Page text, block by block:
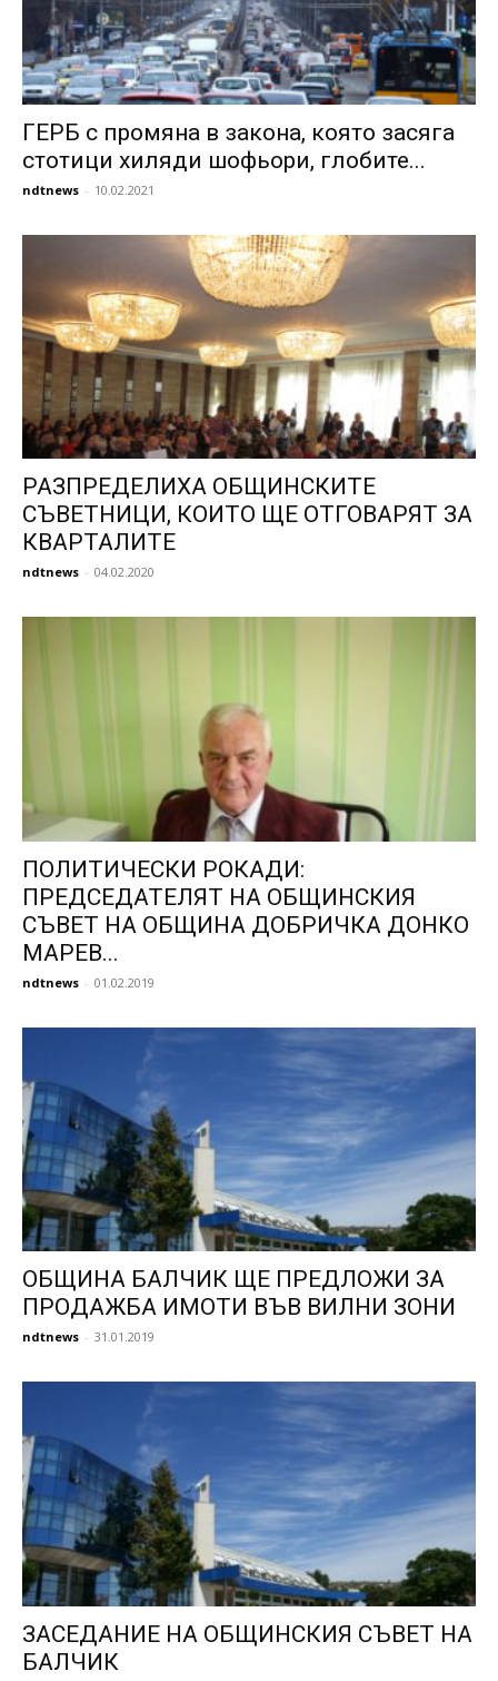
ГЕРБ с промяна в закона, която засяга
стотици хиляди шофьори, глобите...
ndtnews - 10.02.2021
РАЗПРЕДЕЛИХА ОБЩИНСКИТЕ
СЪВЕТНИЦИ, КОИТО ЩЕ ОТГОВАРЯТ ЗА
КВАРТАЛИТЕ
ndtnews - 04.02.2020
ПОЛИТИЧЕСКИ РОКАДИ:
ПРЕДСЕДАТЕЛЯТ НА ОБЩИНСКИЯ
СЪВЕТ НА ОБЩИНА ДОБРИЧКА ДОНКО
МАРЕВ...
ndtnews - 01.02.2019
ОБЩИНА БАЛЧИК ЩЕ ПРЕДЛОЖИ ЗА
ПРОДАЖБА ИМОТИ ВЪВ ВИЛНИ ЗОНИ
ndtnews - 31.01.2019
ЗАСЕДАНИЕ НА ОБЩИНСКИЯ СЪВЕТ НА
БАЛЧИК